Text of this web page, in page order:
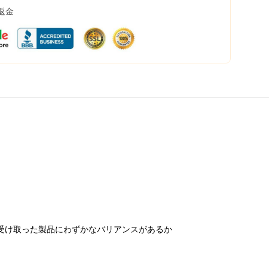
金
取った製品にわずかなバリアンスがあるか